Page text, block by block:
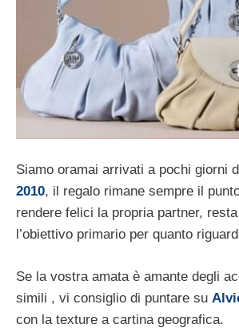
Siamo oramai arrivati a pochi giorni
2010, il regalo rimane sempre il
rendere felici la propria partner,
l’obiettivo primario per quanto
Se la vostra amata è amante degli
simili , vi consiglio di puntare su
con la texture a cartina geografica.